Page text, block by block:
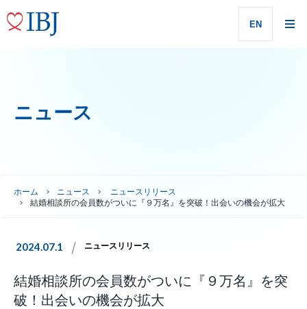
EN
ニュース
ホーム ニュース
ニュースリリース
結婚相談所の会員数がついに『９万名』を突破！出会いの機会が拡大
2024.07.1 ニュースリリース
結婚相談所の会員数がついに『９万名』を突
破！出会いの機会が拡大